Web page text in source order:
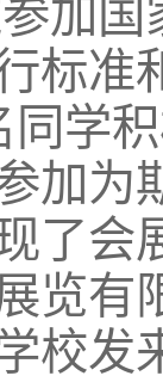
加
标准
同学
加为
了会
览有
校发